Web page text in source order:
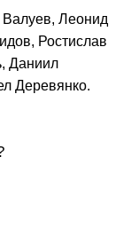
Леонид
Ростислав
Даниил
Деревянко.